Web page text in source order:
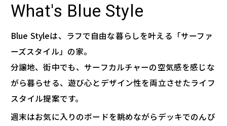
What's Blue Style
Blue Styleは、ラフで自由な暮らしを叶える「サーファ
ーズスタイル」の家。
分譲地、街中でも、サーフカルチャーの空気感を感じな
がら暮らせる、遊び心とデザイン性を両立させたライフ
スタイル提案です。
週末はお気に入りのボードを眺めながらデッキでのんび